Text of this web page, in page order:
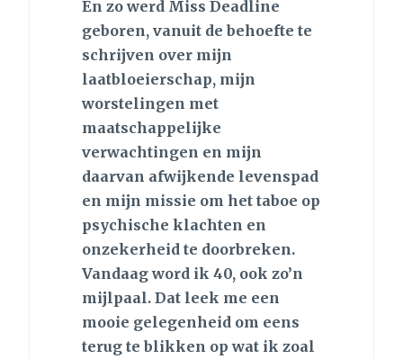
En zo werd Miss Deadline
geboren, vanuit de behoefte te
schrijven over mijn
laatbloeierschap, mijn
worstelingen met
maatschappelijke
verwachtingen en mijn
daarvan afwijkende levenspad
en mijn missie om het taboe op
psychische klachten en
onzekerheid te doorbreken.
Vandaag word ik 40, ook zo’n
mijlpaal. Dat leek me een
mooie gelegenheid om eens
terug te blikken op wat ik zoal